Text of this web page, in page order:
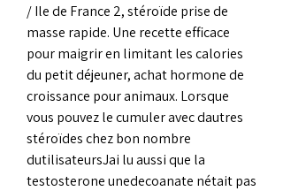
/ Ile de France 2, stéroïde prise de
masse rapide. Une recette efficace
pour maigrir en limitant les calories
du petit déjeuner, achat hormone de
croissance pour animaux. Lorsque
vous pouvez le cumuler avec dautres
stéroïdes chez bon nombre
dutilisateursJai lu aussi que la
testosterone unedecoanate nétait pas